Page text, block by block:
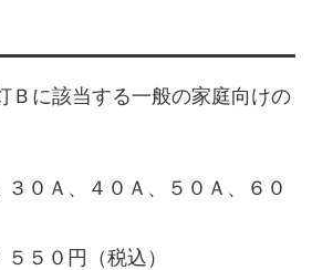
Ｂに該当する一般の家庭向けの
３０Ａ、４０Ａ、５０Ａ、６０
５０円（税込）